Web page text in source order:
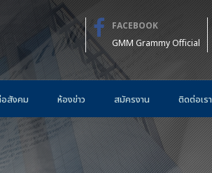
FACEBOOK
GMM Grammy Official
สังคม ห้องข่าว สมัครงาน ติดต่อเรา